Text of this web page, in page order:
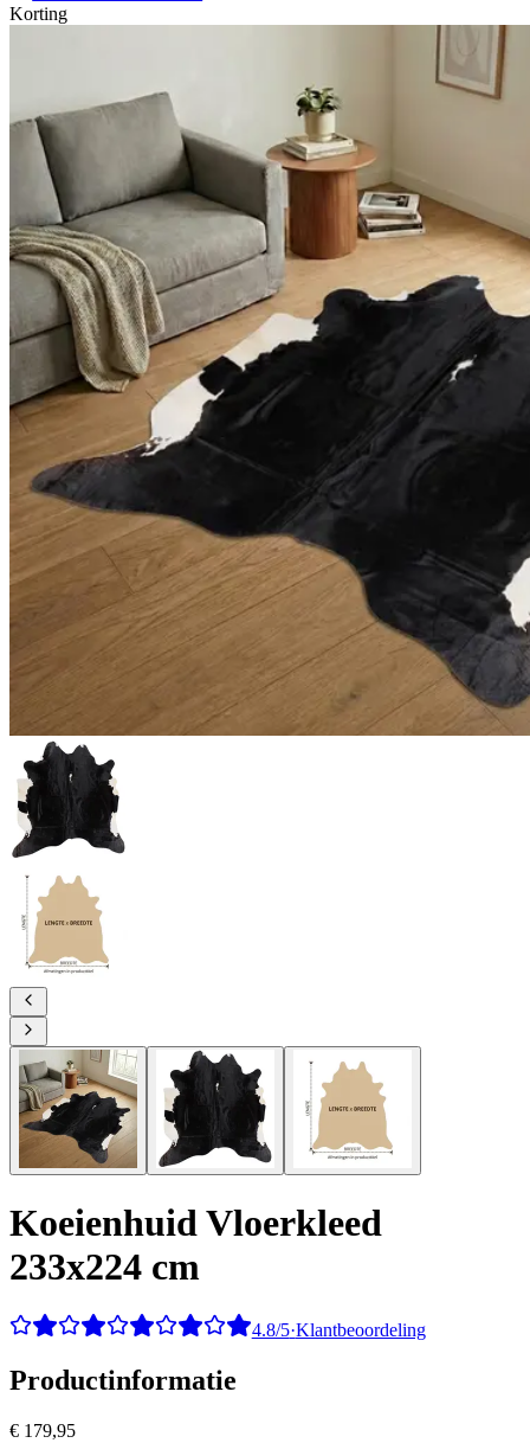
Korting
Koeienhuid Vloerkleed
233x224 cm
4.8/5·Klantbeoordeling
Productinformatie
€ 179,95